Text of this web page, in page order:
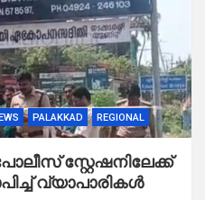
PALAKKAD REGIONAL
സ്റ്റേഷനിലേക്ക്
വ്യാപാരികൾ